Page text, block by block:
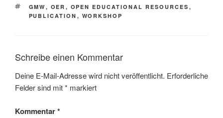
SCHLAGWÖRTER
GMW , OER , OPEN EDUCATIONAL RESOURCES ,
PUBLICATION , WORKSHOP
Schreibe einen Kommentar
Deine E-Mail-Adresse wird nicht veröffentlicht. Erforderliche
Felder sind mit* markiert
Kommentar*